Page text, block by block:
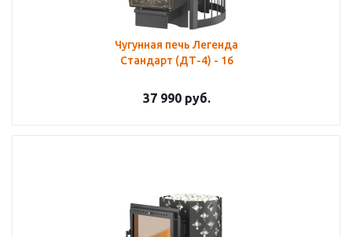
Чугунная печь Легенда
Стандарт (ДТ-4) - 16
37 990руб.